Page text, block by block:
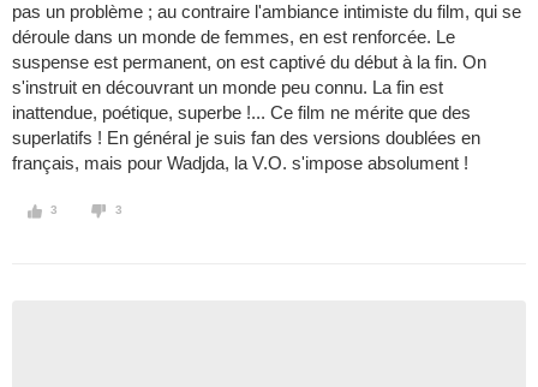
pas un problème ; au contraire l'ambiance intimiste du film, qui se
déroule dans un monde de femmes, en est renforcée. Le
suspense est permanent, on est captivé du début à la fin. On
s'instruit en découvrant un monde peu connu. La fin est
inattendue, poétique, superbe !... Ce film ne mérite que des
superlatifs ! En général je suis fan des versions doublées en
français, mais pour Wadjda, la V.O. s'impose absolument !
3 3